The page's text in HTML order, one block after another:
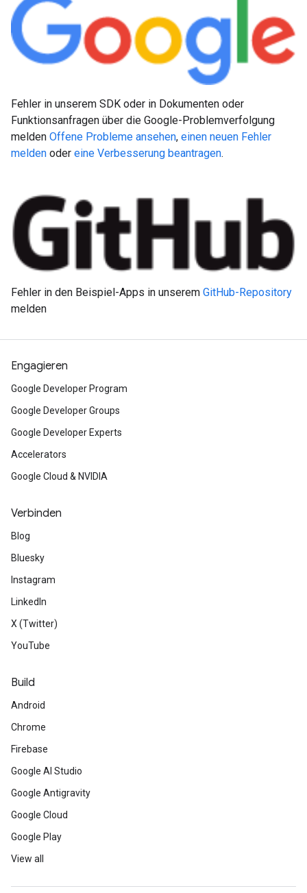
Fehler in unserem SDK oder in Dokumenten oder
Funktionsanfragen über die Google-Problemverfolgung
melden Offene Probleme ansehen, einen neuen Fehler
melden oder eine Verbesserung beantragen.
Fehler in den Beispiel-Apps in unserem GitHub-Repository
melden
Engagieren
Google Developer Program
Google Developer Groups
Google Developer Experts
Accelerators
Google Cloud & NVIDIA
Verbinden
Blog
Bluesky
Instagram
LinkedIn
X (Twitter)
YouTube
Build
Android
Chrome
Firebase
Google AI Studio
Google Antigravity
Google Cloud
Google Play
View all